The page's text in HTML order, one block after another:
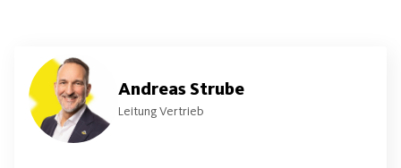
Andreas Strube
Leitung Vertrieb